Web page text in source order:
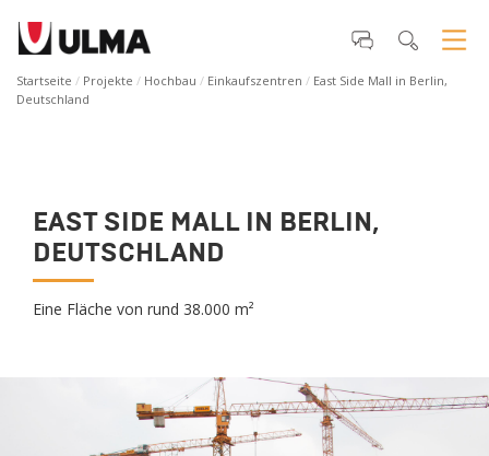
Startseite Projekte Hochbau Einkaufszentren
East Side Mall in Berlin,
Deutschland
EAST SIDE MALL IN BERLIN,
DEUTSCHLAND
Eine Fläche von rund 38.000 m²